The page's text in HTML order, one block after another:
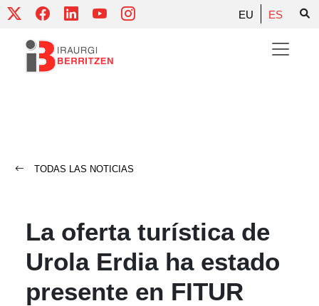
Skip
content
EU ES
TODAS LAS NOTICIAS
La oferta turística de
Urola Erdia ha estado
presente en FITUR